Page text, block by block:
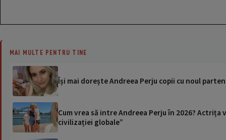
MAI MULTE PENTRU TINE
Își mai dorește Andreea Perju copii cu noul
Cum vrea să intre Andreea Perju în 2026?
civilizației globale”